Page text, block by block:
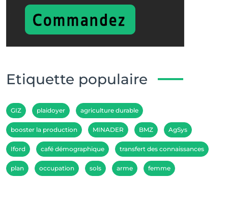
Etiquette populaire
GIZ plaidoyer agriculture durable
booster la production MINADER BMZ AgSys
Iford café démographique transfert des connaissances
plan occupation sols arme femme